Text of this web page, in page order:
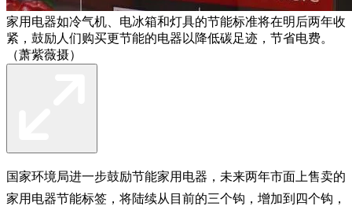
家用电器如冷气机、电冰箱和灯具的节能标准将在明后两年收
紧，鼓励人们购买更节能的电器以降低碳足迹，节省电费。
（萧紫薇摄）
国家环境局进一步鼓励节能家用电器，未来两年市面上售卖的
家用电器节能标签，将陆续从目前的三个钩，增加到四个钩，